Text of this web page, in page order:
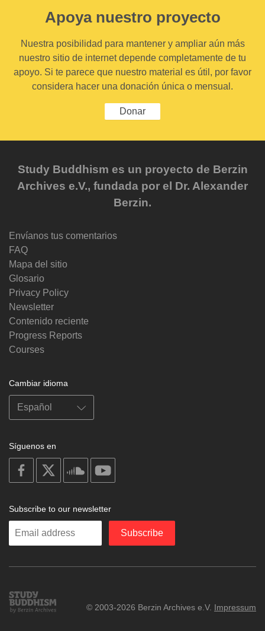
Apoya nuestro proyecto
Nuestra posibilidad para mantener y ampliar aún más
nuestro sitio de internet depende completamente de tu
apoyo. Si te parece que nuestro material es útil, por favor
considera hacer una donación única o mensual.
Donar
Study Buddhism es un proyecto de Berzin
Archives e.V., fundada por el Dr. Alexander
Berzin.
Envíanos tus comentarios
FAQ
Mapa del sitio
Glosario
Privacy Policy
Newsletter
Contenido reciente
Progress Reports
Courses
Cambiar idioma
Síguenos en
on
facebook
soundcloud
Subscribe to our newsletter
Enter
Subscribe
Study
Buddhism
© 2003-2026 Berzin Archives e.V. Impressum